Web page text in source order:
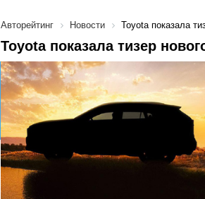
Авторейтинг Новости Toyota показала
Toyota показала тизер